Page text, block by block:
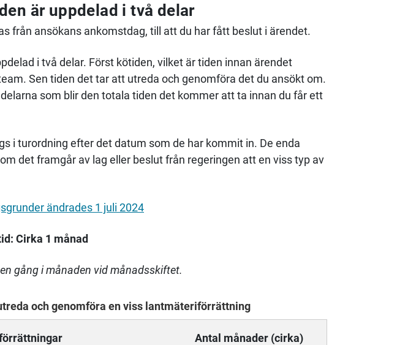
är uppdelad i två delar
från ansökans ankomstdag, till att du har fått beslut i ärendet.
i två delar. Först kötiden, vilket är tiden innan ärendet
Sen tiden det tar att utreda och genomföra det du ansökt om.
som blir den totala tiden det kommer att ta innan du får ett
i turordning efter det datum som de har kommit in. De enda
det framgår av lag eller beslut från regeringen att en viss typ av
ändrades 1 juli 2024
Cirka 1 månad
gång i månaden vid månadsskiftet.
och genomföra en viss lantmäteriförrättning
Antal månader (cirka)